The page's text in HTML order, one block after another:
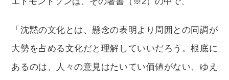
「沈黙の文化とは、懸念の表明より周囲との同調が
大勢を占める文化だと理解していいだろう。根底に
あるのは、人々の意見はたいてい価値がない、ゆえ